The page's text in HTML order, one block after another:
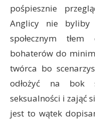
pośpiesznie
Anglicy nie
społecznym
bohaterów do
twórca bo
odłożyć na bok
seksualności i zająć
jest to wątek